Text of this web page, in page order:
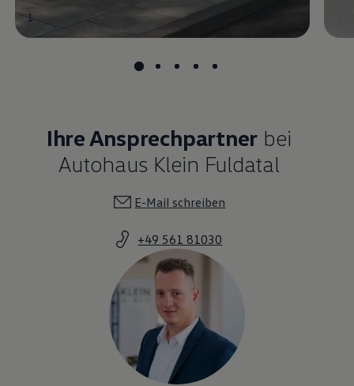
1
Ihre Ansprechpartner bei
Autohaus Klein Fuldatal
E-Mail schreiben
+49 561 81030